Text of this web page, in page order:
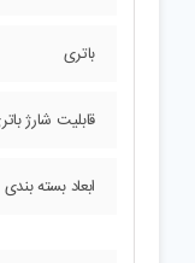
باتری
قابلیت شارژ
ابعاد بسته بندی